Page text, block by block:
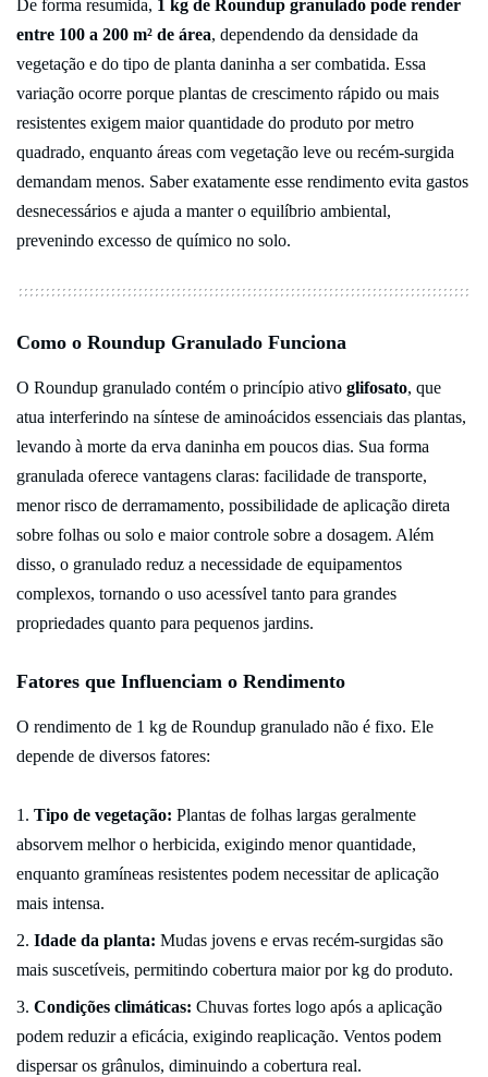
De forma resumida, 1 kg de Roundup granulado pode render
entre 100 a 200 m² de área, dependendo da densidade da
vegetação e do tipo de planta daninha a ser combatida. Essa
variação ocorre porque plantas de crescimento rápido ou mais
resistentes exigem maior quantidade do produto por metro
quadrado, enquanto áreas com vegetação leve ou recém-surgida
demandam menos. Saber exatamente esse rendimento evita gastos
desnecessários e ajuda a manter o equilíbrio ambiental,
prevenindo excesso de químico no solo.
Como o Roundup Granulado Funciona
O Roundup granulado contém o princípio ativo glifosato, que
atua interferindo na síntese de aminoácidos essenciais das plantas,
levando à morte da erva daninha em poucos dias. Sua forma
granulada oferece vantagens claras: facilidade de transporte,
menor risco de derramamento, possibilidade de aplicação direta
sobre folhas ou solo e maior controle sobre a dosagem. Além
disso, o granulado reduz a necessidade de equipamentos
complexos, tornando o uso acessível tanto para grandes
propriedades quanto para pequenos jardins.
Fatores que Influenciam o Rendimento
O rendimento de 1 kg de Roundup granulado não é fixo. Ele
depende de diversos fatores:
Tipo de vegetação: Plantas de folhas largas geralmente
absorvem melhor o herbicida, exigindo menor quantidade,
enquanto gramíneas resistentes podem necessitar de aplicação
mais intensa.
Idade da planta: Mudas jovens e ervas recém-surgidas são
mais suscetíveis, permitindo cobertura maior por kg do produto.
Condições climáticas: Chuvas fortes logo após a aplicação
podem reduzir a eficácia, exigindo reaplicação. Ventos podem
dispersar os grânulos, diminuindo a cobertura real.